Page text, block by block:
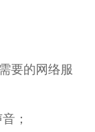
要的网络服
；